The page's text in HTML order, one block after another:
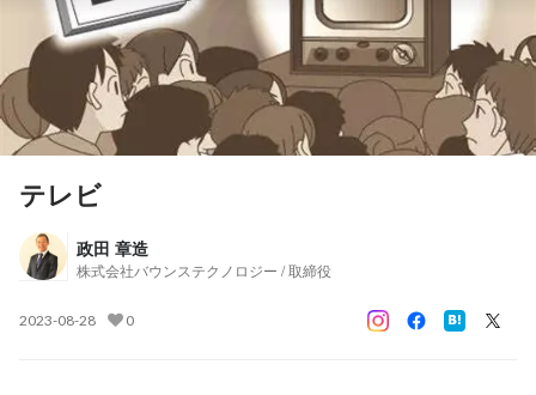
テレビ
政田 章造
株式会社バウンステクノロジー / 取締役
2023-08-28 0